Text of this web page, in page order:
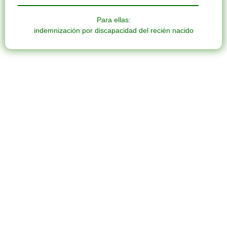
Para ellas:
indemnización por discapacidad del recién nacido